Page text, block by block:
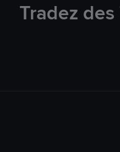
Tradez